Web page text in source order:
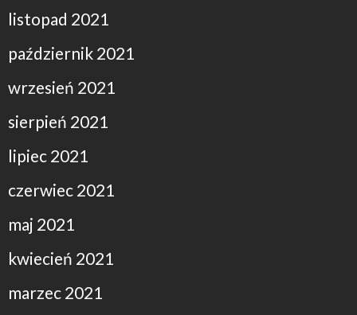
listopad 2021
październik 2021
wrzesień 2021
sierpień 2021
lipiec 2021
czerwiec 2021
maj 2021
kwiecień 2021
marzec 2021